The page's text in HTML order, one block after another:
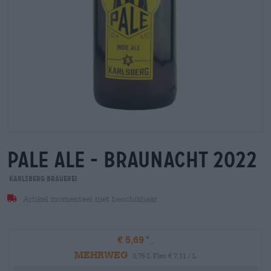
pale ale - braunacht 2022
Karlsberg Brauerei
Artikel momenteel niet beschikbaar
€ 5,69
MEHRWEG
0,75 L Fles € 7,11 / L